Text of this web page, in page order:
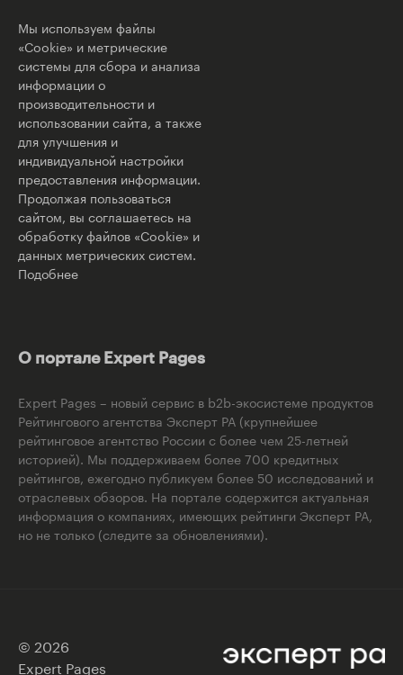
Мы используем файлы
«Cookie» и метрические
системы для сбора и анализа
информации о
производительности и
использовании сайта, а также
для улучшения и
индивидуальной настройки
предоставления информации.
Продолжая пользоваться
сайтом, вы соглашаетесь на
обработку файлов «Cookie» и
данных метрических систем.
Подобнее
О портале Expert Pages
Expert Pages – новый сервис в b2b-экосистеме продуктов
Рейтингового агентства Эксперт РА (крупнейшее
рейтинговое агентство России с более чем 25-летней
историей). Мы поддерживаем более 700 кредитных
рейтингов, ежегодно публикуем более 50 исследований и
отраслевых обзоров. На портале содержится актуальная
информация о компаниях, имеющих рейтинги Эксперт РА,
но не только (следите за обновлениями).
© 2026
Expert Pages